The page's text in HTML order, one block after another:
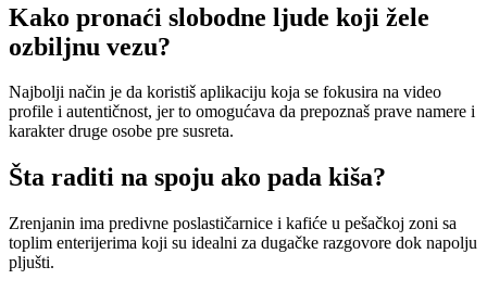
Kako pronaći slobodne ljude koji žele
ozbiljnu vezu?
Najbolji način je da koristiš aplikaciju koja se fokusira na video
profile i autentičnost, jer to omogućava da prepoznaš prave namere i
karakter druge osobe pre susreta.
Šta raditi na spoju ako pada kiša?
Zrenjanin ima predivne poslastičarnice i kafiće u pešačkoj zoni sa
toplim enterijerima koji su idealni za dugačke razgovore dok napolju
pljušti.